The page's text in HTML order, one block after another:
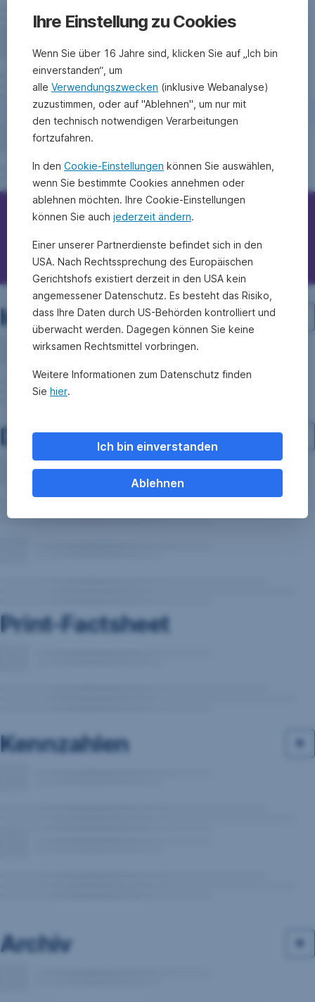
Erste Bank/Sparkassen kontaktieren
Fragen, Ideen, Anregungen?
Investment-Struktur
Dokumente
Print-Factsheet
Kennzahlen
Archiv
Ihre Einstellung zu Cookies
Wenn Sie über 16 Jahre sind, klicken Sie auf „Ich bin
einverstanden“, um
alle Verwendungszwecken (inklusive Webanalyse)
zuzustimmen, oder auf "Ablehnen", um nur mit
den technisch notwendigen Verarbeitungen
fortzufahren.
In den Cookie-Einstellungen können Sie auswählen,
wenn Sie bestimmte Cookies annehmen oder
ablehnen möchten. Ihre Cookie-Einstellungen
können Sie auch jederzeit ändern.
Einer unserer Partnerdienste befindet sich in den
USA. Nach Rechtssprechung des Europäischen
Gerichtshofs existiert derzeit in den USA kein
angemessener Datenschutz. Es besteht das Risiko,
dass Ihre Daten durch US-Behörden kontrolliert und
überwacht werden. Dagegen können Sie keine
wirksamen Rechtsmittel vorbringen.
Weitere Informationen zum Datenschutz finden
Sie hier.
Ich bin einverstanden
Ablehnen